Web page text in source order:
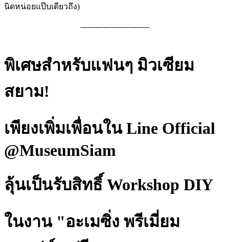
นิดหน่อยแป๊บเดียวถึง)
---------------------------
พิเศษสำหรับแฟนๆ มิวเซียม
สยาม!
เพียงเพิ่มเพื่อนใน Line Official
@MuseumSiam
ลุ้นเป็นรับสิทธิ์ Workshop DIY
ในงาน "อะเมซิ่ง พรีเมี่ยม